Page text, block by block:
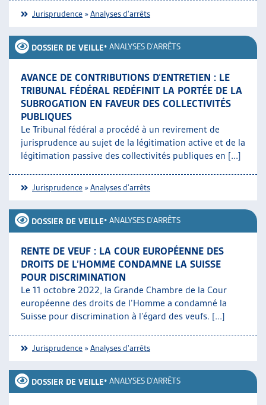
Jurisprudence »Analyses d'arrêts
DOSSIER DE VEILLE• ANALYSES D'ARRÊTS
AVANCE DE CONTRIBUTIONS D’ENTRETIEN : LE
TRIBUNAL FÉDÉRAL REDÉFINIT LA PORTÉE DE LA
SUBROGATION EN FAVEUR DES COLLECTIVITÉS
PUBLIQUES
Le Tribunal fédéral a procédé à un revirement de
jurisprudence au sujet de la légitimation active et de la
légitimation passive des collectivités publiques en [...]
Jurisprudence »Analyses d'arrêts
DOSSIER DE VEILLE• ANALYSES D'ARRÊTS
RENTE DE VEUF : LA COUR EUROPÉENNE DES
DROITS DE L’HOMME CONDAMNE LA SUISSE
POUR DISCRIMINATION
Le 11 octobre 2022, la Grande Chambre de la Cour
européenne des droits de l’Homme a condamné la
Suisse pour discrimination à l’égard des veufs. [...]
Jurisprudence »Analyses d'arrêts
DOSSIER DE VEILLE• ANALYSES D'ARRÊTS